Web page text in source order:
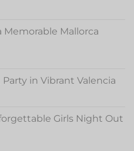
Mallorca
in Vibrant Valencia
Girls Night Out